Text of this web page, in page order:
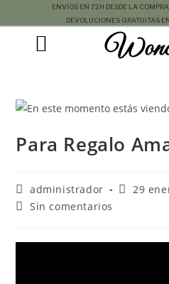
ENVÍOS EN 72H DESDE LA COMPRA
DEVOLUCIONES GRATUITAS
Para Regalo
administrador 29
Sin comentarios